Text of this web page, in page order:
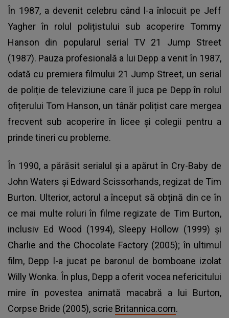
În 1987, a devenit celebru când l-a înlocuit pe Jeff
Yagher în rolul polițistului sub acoperire Tommy
Hanson din popularul serial TV 21 Jump Street
(1987). Pauza profesională a lui Depp a venit în 1987,
odată cu premiera filmului 21 Jump Street, un serial
de poliție de televiziune care îl juca pe Depp în rolul
ofițerului Tom Hanson, un tânăr polițist care mergea
frecvent sub acoperire în licee și colegii pentru a
prinde tineri cu probleme.
În 1990, a părăsit serialul și a apărut în Cry-Baby de
John Waters și Edward Scissorhands, regizat de Tim
Burton. Ulterior, actorul a început să obțină din ce în
ce mai multe roluri în filme regizate de Tim Burton,
inclusiv Ed Wood (1994), Sleepy Hollow (1999) și
Charlie and the Chocolate Factory (2005); în ultimul
film, Depp l-a jucat pe baronul de bomboane izolat
Willy Wonka. În plus, Depp a oferit vocea nefericitului
mire în povestea animată macabră a lui Burton,
Corpse Bride (2005), scrie Britannica.com.